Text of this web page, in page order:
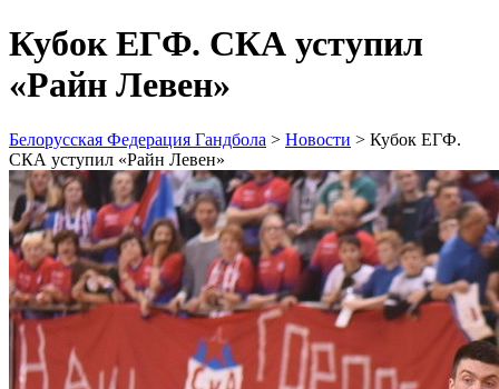
Кубок ЕГФ. СКА уступил
«Райн Левен»
Белорусская Федерация Гандбола > Новости > Кубок ЕГФ.
СКА уступил «Райн Левен»